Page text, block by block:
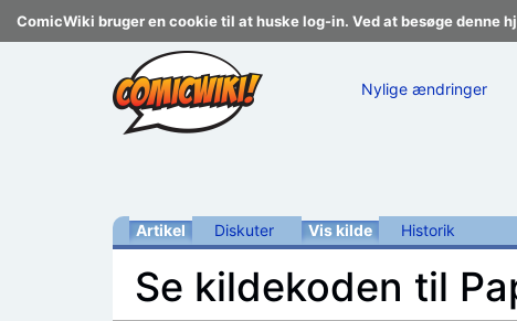
ComicWiki bruger en cookie til at huske log-in. Ved at besøge denne
Nylige ændringer
Artikel Diskuter Vis kilde Historik
Se kildekoden til